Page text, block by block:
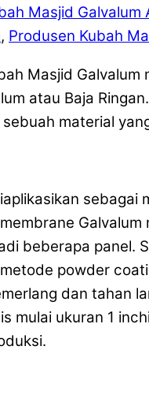
Masjid Galvalum
, Produsen Kubah
Masjid Galvalum
atau Baja Ringan.
material
beberapa panel.
powder
dan tahan
mulai ukuran 1